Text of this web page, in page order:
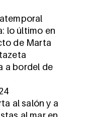
lo último en
de Marta
a bordel de
al salón y a